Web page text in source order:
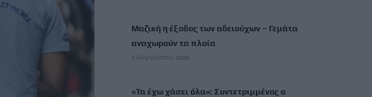
Μαζική η έξοδος των αδειούχων – Γεμάτα
αναχωρούν τα πλοία
7 Αυγούστου, 2026
«Τα έχω χάσει όλα»: Συντετριμμένος ο